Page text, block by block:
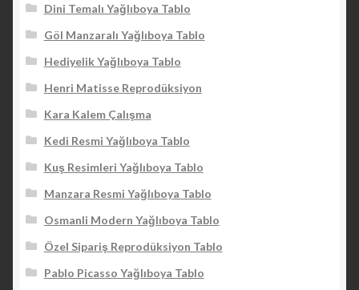
Dini Temalı Yağlıboya Tablo
Göl Manzaralı Yağlıboya Tablo
Hediyelik Yağlıboya Tablo
Henri Matisse Reprodüksiyon
Kara Kalem Çalışma
Kedi Resmi Yağlıboya Tablo
Kuş Resimleri Yağlıboya Tablo
Manzara Resmi Yağlıboya Tablo
Osmanli Modern Yağlıboya Tablo
Özel Sipariş Reprodüksiyon Tablo
Pablo Picasso Yağlıboya Tablo